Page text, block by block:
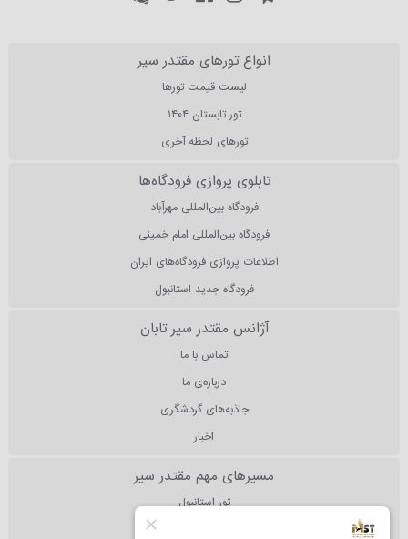
انواع تورهای مقتدر سیر
لیست قیمت تورها
تور تابستان ۱۴۰۴
تورهای لحظه آخری
تابلوی پروازی فرودگاه‌ها
فرودگاه بین‌المللی مهرآباد
فرودگاه بین‌المللی امام خمینی
اطلاعات پروازی فرودگاه‌های ایران
فرودگاه جدید استانبول
آژانس مقتدر سیر تابان
تماس با ما
درباره‌ی ما
جاذبه‌های گردشگری
اخبار
مسیرهای مهم مقتدر سیر
تور استانبول